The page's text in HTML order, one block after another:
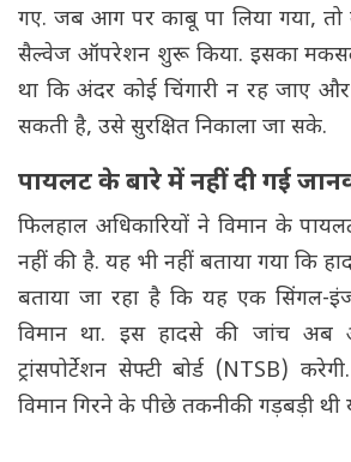
गए. जब आग पर काबू पा लिया गया,
सैल्वेज ऑपरेशन शुरू किया. इसका मकसद
था कि अंदर कोई चिंगारी न रह जाए
सकती है, उसे सुरक्षित निकाला जा सके.
पायलट के बारे में नहीं दी गई
फिलहाल अधिकारियों ने विमान के
नहीं की है. यह भी नहीं बताया गया कि
बताया जा रहा है कि यह एक सिंगल-
विमान था. इस हादसे की जांच अब
ट्रांसपोर्टेशन सेफ्टी बोर्ड (NTSB)
विमान गिरने के पीछे तकनीकी गड़बड़ी